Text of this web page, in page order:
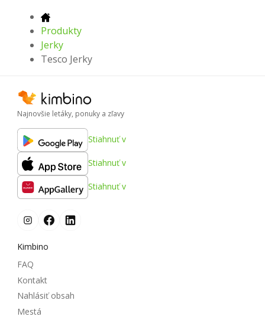
Produkty
Jerky
Tesco Jerky
Najnovšie letáky, ponuky a zľavy
Stiahnuť v
Stiahnuť v
Stiahnuť v
Kimbino
FAQ
Kontakt
Nahlásiť obsah
Mestá